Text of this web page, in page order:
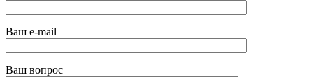
Ваш e-mail
Ваш вопрос